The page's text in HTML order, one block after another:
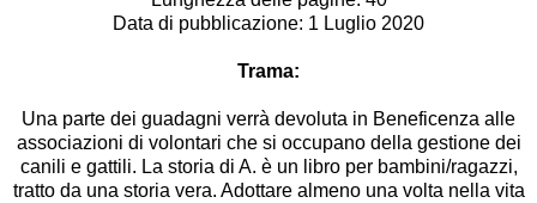
Data di pubblicazione: 1 Luglio 2020
Trama:
Una parte dei guadagni verrà devoluta in Beneficenza alle
associazioni di volontari che si occupano della gestione dei
canili e gattili. La storia di A. è un libro per bambini/ragazzi,
tratto da una storia vera. Adottare almeno una volta nella vita